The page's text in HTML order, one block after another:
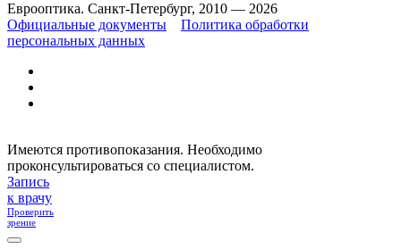
Еврооптика. Санкт-Петербург, 2010 — 2026
Официальные документы
Политика обработки
персональных данных
Имеются противопоказания. Необходимо
проконсультироваться со специалистом.
Запись
к врачу
Проверить
зрение